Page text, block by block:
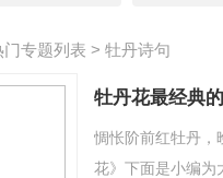
门专题列表 > 牡丹诗句
牡丹花最经典
惆怅阶前红牡丹
花》下面是小编为